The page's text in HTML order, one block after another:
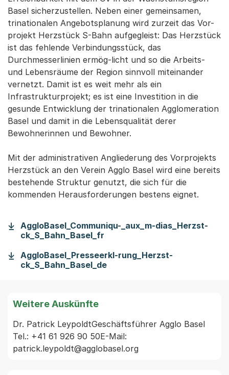
Basel sicherzustellen. Neben einer gemeinsamen,
trinationalen Angebotsplanung wird zurzeit das Vor-
projekt Herzstück S-Bahn aufgegleist: Das Herzstück
ist das fehlende Verbindungsstück, das
Durchmesserlinien ermög-licht und so die Arbeits-
und Lebensräume der Region sinnvoll miteinander
vernetzt. Damit ist es weit mehr als ein
Infrastrukturprojekt; es ist eine Investition in die
gesunde Entwicklung der trinationalen Agglomeration
Basel und damit in die Lebensqualität derer
Bewohnerinnen und Bewohner.
Mit der administrativen Angliederung des Vorprojekts
Herzstück an den Verein Agglo Basel wird eine bereits
bestehende Struktur genutzt, die sich für die
kommenden Herausforderungen bestens eignet.
AggloBasel_Communiqu-_aux_m-dias_Herzst-
ck_S_Bahn_Basel_fr
AggloBasel_Presseerkl-rung_Herzst-
ck_S_Bahn_Basel_de
Weitere Auskünfte
Dr. Patrick LeypoldtGeschäftsführer Agglo Basel
Tel.: +41 61 926 90 50E-Mail:
patrick.leypoldt@agglobasel.org